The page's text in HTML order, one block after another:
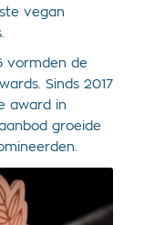
vegan
vormden de
Sinds 2017
award in
groeide